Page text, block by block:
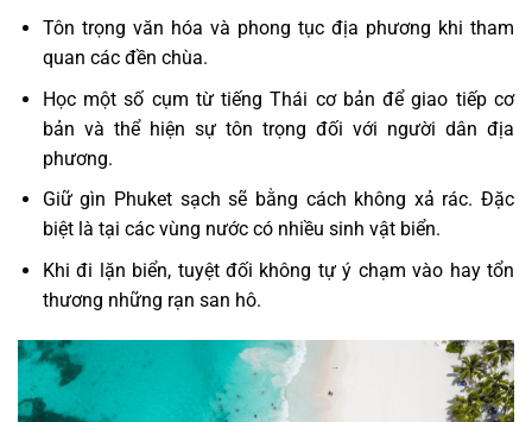
Tôn trọng văn hóa và phong tục địa phương khi tham
quan các đền chùa.
Học một số cụm từ tiếng Thái cơ bản để giao tiếp cơ
bản và thể hiện sự tôn trọng đối với người dân địa
phương.
Giữ gìn Phuket sạch sẽ bằng cách không xả rác. Đặc
biệt là tại các vùng nước có nhiều sinh vật biển.
Khi đi lặn biển, tuyệt đối không tự ý chạm vào hay tổn
thương những rạn san hô.